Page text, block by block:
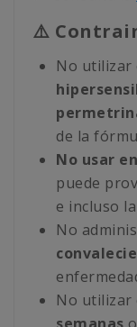
⚠️
No utilizar
de la
No usar
puede
e incluso
No
No utilizar